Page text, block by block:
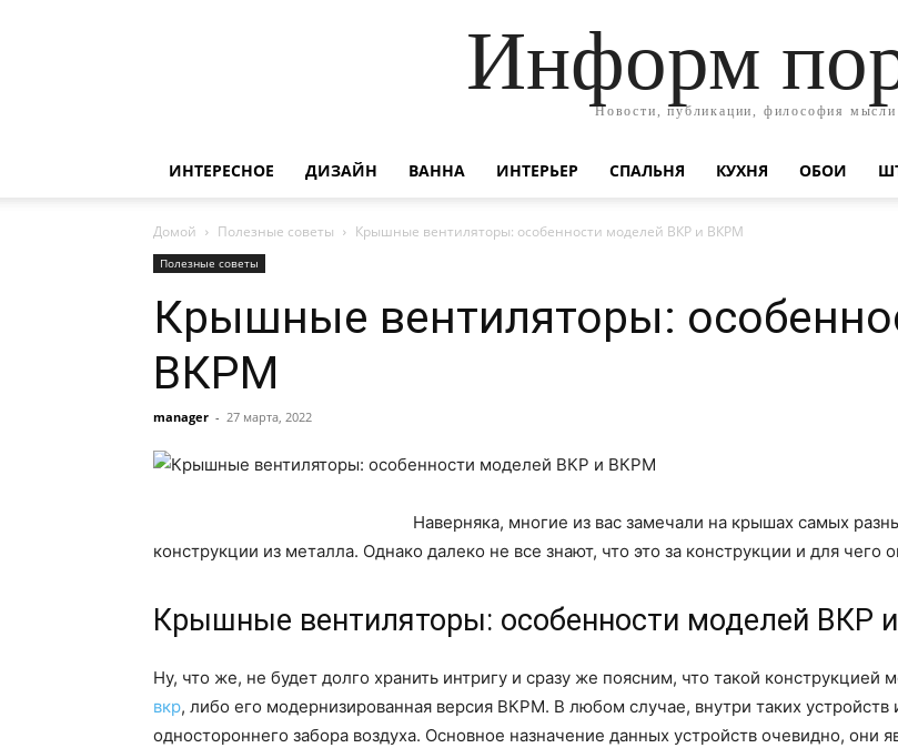
Информ
Новости, публикации, философия мысли
ИНТЕРЕСНОЕ ДИЗАЙН ВАННА ИНТЕРЬЕР СПАЛЬНЯ КУХНЯ ОБОИ
Домой Полезные советы Крышные вентиляторы: особенности моделей ВКР и ВКРМ
Полезные советы
Крышные вентиляторы:
ВКРМ
manager - 27 марта, 2022
Наверняка, многие из вас замечали на крышах самых
конструкции из металла. Однако далеко не все знают, что это за конструкции и для чего
Крышные вентиляторы: особенности моделей ВКР
Ну, что же, не будет долго хранить интригу и сразу же поясним, что такой
вкр, либо его модернизированная версия ВКРМ. В любом случае, внутри таких
одностороннего забора воздуха. Основное назначение данных устройств очевидно, они